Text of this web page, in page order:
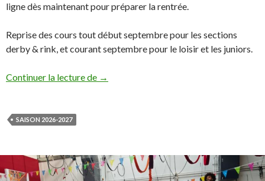
ligne dès maintenant pour préparer la rentrée.
Reprise des cours tout début septembre pour les sections
derby & rink, et courant septembre pour le loisir et les juniors.
Continuer la lecture de Inscriptions 2026/2027
→
SAISON 2026-2027